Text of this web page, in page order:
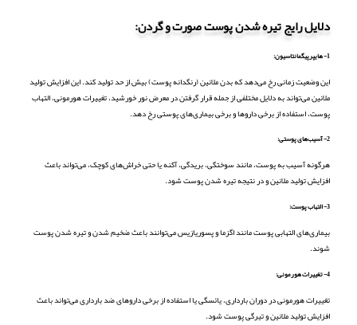
دلایل رایج تیره شدن پوست صورت و گردن:
1- هایپرپیگمانتاسیون:
این وضعیت زمانی رخ می‌دهد که بدن ملانین (رنگدانه پوست) بیش از حد تولید کند. این افزایش تولید
ملانین می‌تواند به دلایل مختلفی از جمله قرار گرفتن در معرض نور خورشید، تغییرات هورمونی، التهاب
پوست، استفاده از برخی داروها و برخی بیماری‌های پوستی رخ دهد.
2- آسیب‌های پوستی:
هرگونه آسیب به پوست، مانند سوختگی، بریدگی، آکنه یا حتی خراش‌های کوچک، می‌تواند باعث
افزایش تولید ملانین و در نتیجه تیره شدن پوست شود.
3- التهاب پوست:
بیماری‌های التهابی پوست مانند اگزما و پسوریازیس می‌توانند باعث ضخیم شدن و تیره شدن پوست
شوند.
4- تغییرات هورمونی:
تغییرات هورمونی در دوران بارداری، یائسگی یا استفاده از برخی داروهای ضد بارداری می‌تواند باعث
افزایش تولید ملانین و تیرگی پوست شود.